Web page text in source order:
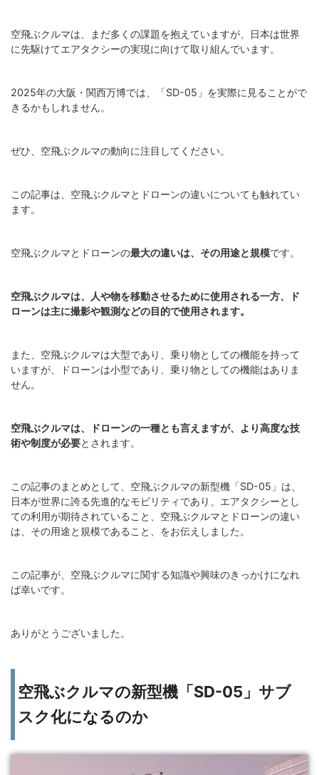
空飛ぶクルマは、まだ多くの課題を抱えていますが、日本は世界
に先駆けてエアタクシーの実現に向けて取り組んでいます。
2025年の大阪・関西万博では、「SD-05」を実際に見ることがで
きるかもしれません。
ぜひ、空飛ぶクルマの動向に注目してください。
この記事は、空飛ぶクルマとドローンの違いについても触れてい
ます。
空飛ぶクルマとドローンの最大の違いは、その用途と規模です。
空飛ぶクルマは、人や物を移動させるために使用される一方、ド
ローンは主に撮影や観測などの目的で使用されます。
また、空飛ぶクルマは大型であり、乗り物としての機能を持って
いますが、ドローンは小型であり、乗り物としての機能はありま
せん。
空飛ぶクルマは、ドローンの一種とも言えますが、より高度な技
術や制度が必要とされます。
この記事のまとめとして、空飛ぶクルマの新型機「SD-05」は、
日本が世界に誇る先進的なモビリティであり、エアタクシーとし
ての利用が期待されていること、空飛ぶクルマとドローンの違い
は、その用途と規模であること、をお伝えしました。
この記事が、空飛ぶクルマに関する知識や興味のきっかけになれ
ば幸いです。
ありがとうございました。
空飛ぶクルマの新型機「SD-05」サブ
スク化になるのか